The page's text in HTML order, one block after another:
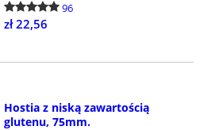
96
zł 22,56
Hostia z niską zawartością
glutenu, 75mm.